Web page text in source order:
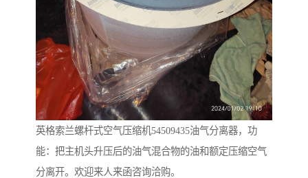
英格索兰螺杆式空气压缩机54509435油气分离器，功
能：把主机头升压后的油气混合物的油和额定压缩空气
分离开。欢迎来人来函咨询洽购。